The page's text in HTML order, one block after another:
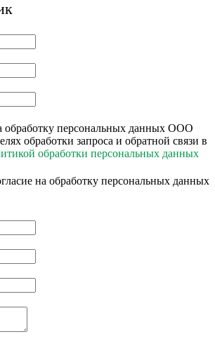
обработку персональных данных ООО
обработки запроса и обратной связи в
обработки персональных данных
на обработку персональных данных